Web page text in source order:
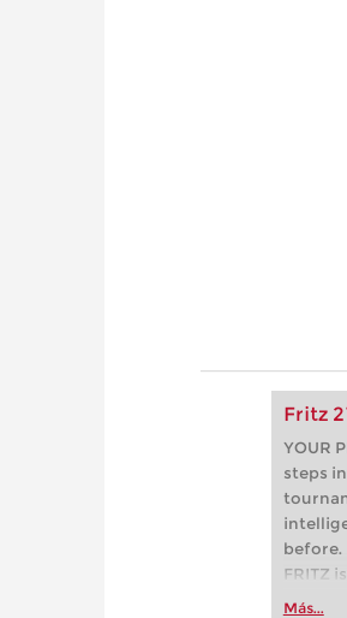
Fritz
YOUR
steps
before.
FRITZ
Más...